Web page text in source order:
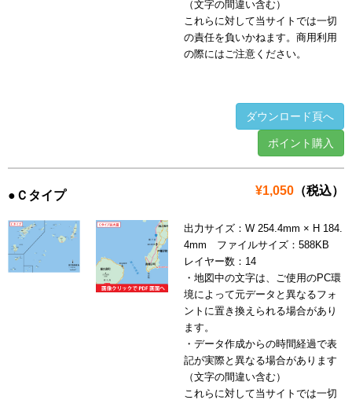
（文字の間違い含む）
これらに対して当サイトでは一切
の責任を負いかねます。商用利用
の際にはご注意ください。
ダウンロード頁へ
ポイント購入
¥1,050 （税込）
●Ｃタイプ
出力サイズ：W 254.4mm × H 184.
4mm ファイルサイズ：588KB
レイヤー数：14
・地図中の文字は、ご使用のPC環
境によって元データと異なるフォ
ントに置き換えられる場合があり
ます。
・データ作成からの時間経過で表
記が実際と異なる場合があります
（文字の間違い含む）
これらに対して当サイトでは一切